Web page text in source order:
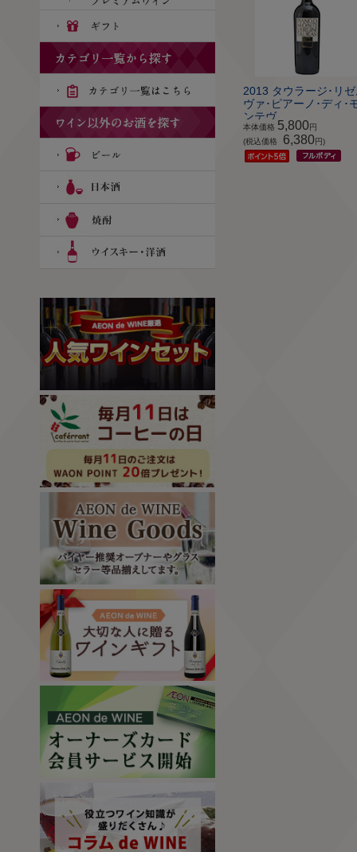
2013 タウラージ･リ
ヴァ･ピアーノ･ディ･
ンテヴ...
本体価格 5,800円
(税込価格
6,380円)